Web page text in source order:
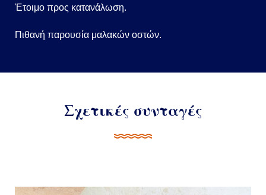
Συναίνεση Λεπτομέρειες
Έτοιμο προς κατανάλωση.
Πιθανή παρουσία μαλακών οστών.
Σχετικές συνταγές